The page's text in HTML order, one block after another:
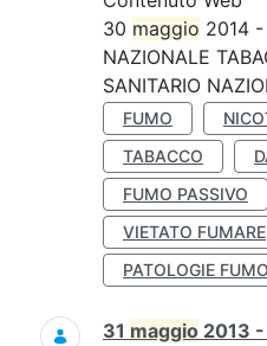
30 maggio 2014 -
NAZIONALE
SANITARIO
FUMO
TABACCO
FUMO PASSIVO
VIETATO FUMARE
PATOLOGIE
31 maggio 2013